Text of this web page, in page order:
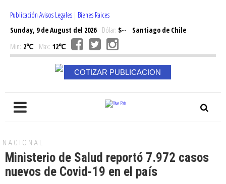
Publicación Avisos Legales | Bienes Raices
Sunday, 9 de August del 2026Dólar: $--
Santiago de Chile
Min: 2℃ Max: 12℃
COTIZAR PUBLICACION
NACIONAL
Ministerio de Salud reportó 7.972 casos
nuevos de Covid-19 en el país